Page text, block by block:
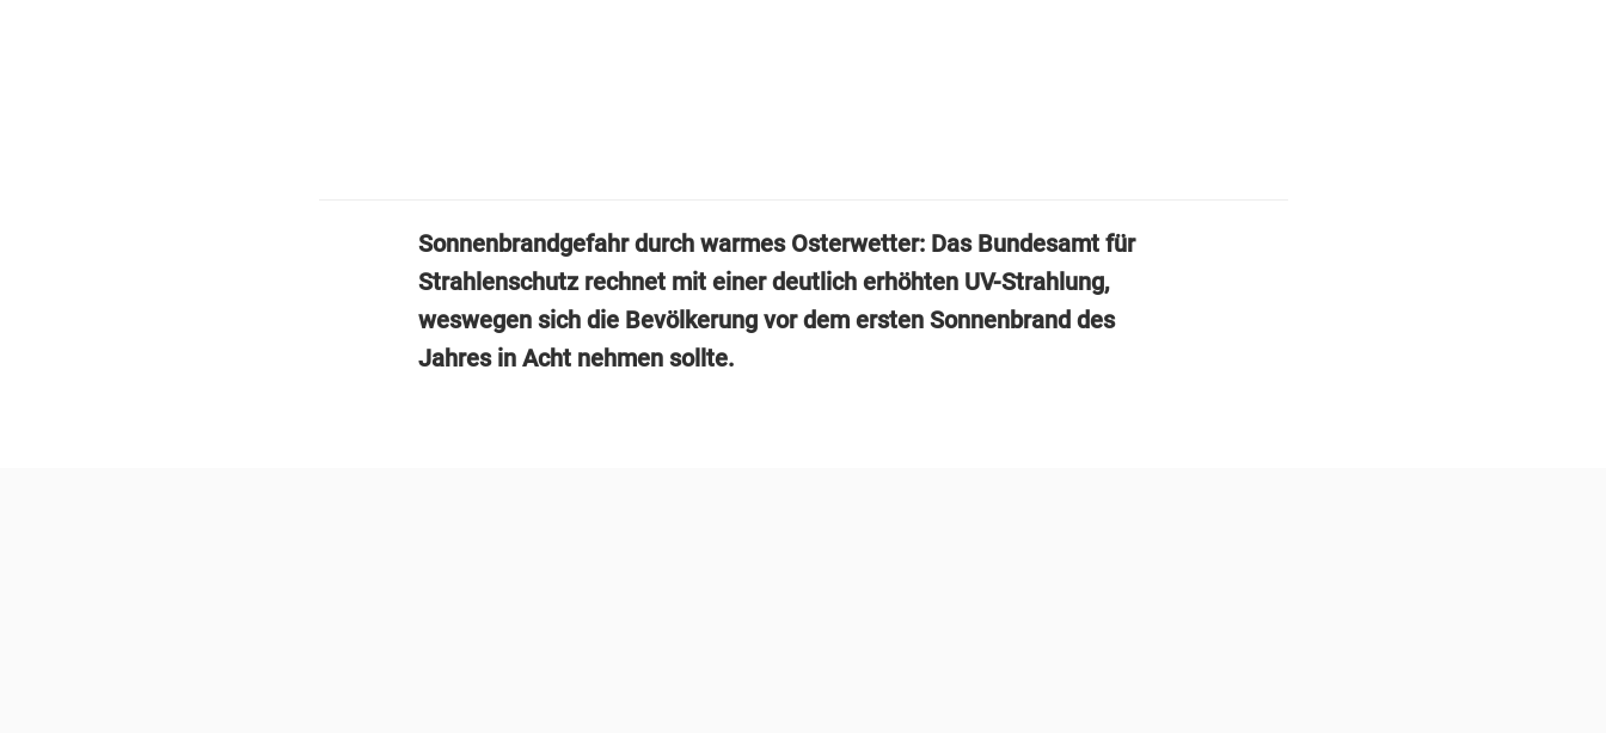
Sonnenbrandgefahr durch warmes Osterwetter: Das Bundesamt für
Strahlenschutz rechnet mit einer deutlich erhöhten UV-Strahlung,
weswegen sich die Bevölkerung vor dem ersten Sonnenbrand des
Jahres in Acht nehmen sollte.